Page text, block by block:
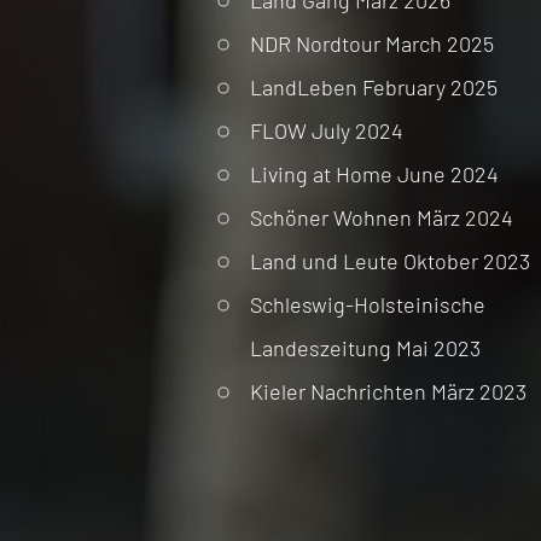
NDR Nordtour March 2025
LandLeben February 2025
FLOW July 2024
Living at Home June 2024
Schöner Wohnen März 2024
Land und Leute Oktober 2023
Schleswig-Holsteinische
Landeszeitung Mai 2023
Kieler Nachrichten März 2023